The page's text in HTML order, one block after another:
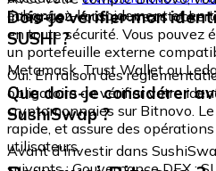
échangez-le rapidement et en
intégré où vous pouvez stocker
en toute sécurité. Vous pouvez
un portefeuille externe
Metamask, Trust Wallet ou
Dois-je vérifier mon
SUSHI ?
Oui. En raison des
obligatoire de vérifier votre
cryptomonnaies sur Bitnovo.
rapide, et assure des
utilisateurs.
Que dois-je considérer
SushiSwap ?
Avant d'investir dans